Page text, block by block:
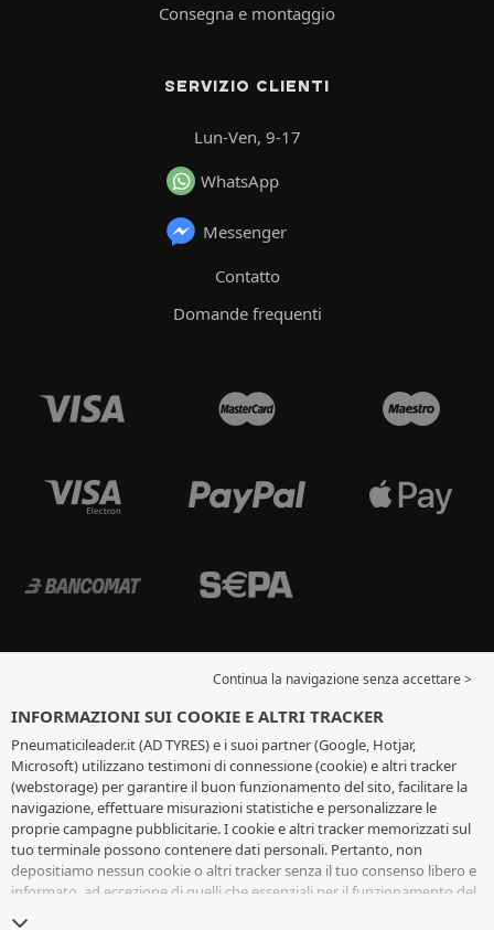
Consegna e montaggio
SERVIZIO CLIENTI
Lun-Ven, 9-17
WhatsApp
Messenger
Contatto
Domande frequenti
Continua la navigazione senza accettare >
INFORMAZIONI SUI COOKIE E ALTRI TRACKER
Pneumaticileader.it (AD TYRES) e i suoi partner (Google, Hotjar,
Microsoft) utilizzano testimoni di connessione (cookie) e altri tracker
(webstorage) per garantire il buon funzionamento del sito, facilitare la
navigazione, effettuare misurazioni statistiche e personalizzare le
proprie campagne pubblicitarie. I cookie e altri tracker memorizzati sul
tuo terminale possono contenere dati personali. Pertanto, non
depositiamo nessun cookie o altri tracker senza il tuo consenso libero e
informato, ad eccezione di quelli che essenziali per il funzionamento del